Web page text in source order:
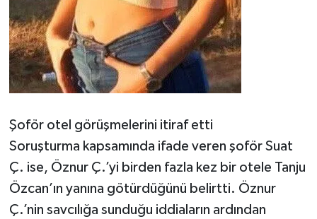
Şoför otel görüşmelerini itiraf etti
Soruşturma kapsamında ifade veren şoför Suat
Ç. ise, Öznur Ç.’yi birden fazla kez bir otele Tanju
Özcan’ın yanına götürdüğünü belirtti. Öznur
Ç.’nin savcılığa sunduğu iddiaların ardından